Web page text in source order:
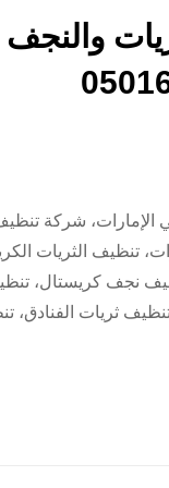
الإمارات، شركة
تنظيف الثريات
نجف كريستال،
ثريات الفنادق،